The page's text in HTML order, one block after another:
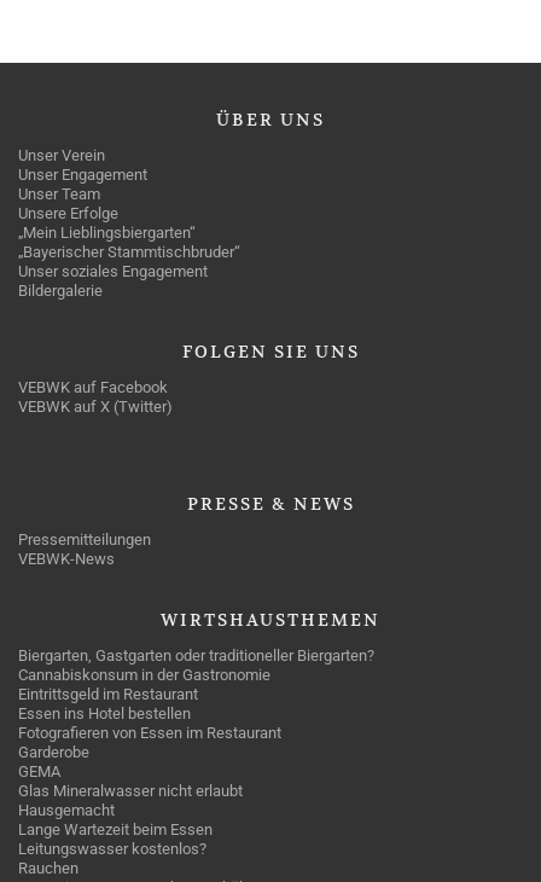
ÜBER UNS
Unser Verein
Unser Engagement
Unser Team
Unsere Erfolge
„Mein Lieblingsbiergarten“
„Bayerischer Stammtischbruder“
Unser soziales Engagement
Bildergalerie
FOLGEN SIE UNS
VEBWK auf Facebook
VEBWK auf X (Twitter)
PRESSE & NEWS
Pressemitteilungen
VEBWK-News
WIRTSHAUSTHEMEN
Biergarten, Gastgarten oder traditioneller Biergarten?
Cannabiskonsum in der Gastronomie
Eintrittsgeld im Restaurant
Essen ins Hotel bestellen
Fotografieren von Essen im Restaurant
Garderobe
GEMA
Glas Mineralwasser nicht erlaubt
Hausgemacht
Lange Wartezeit beim Essen
Leitungswasser kostenlos?
Rauchen